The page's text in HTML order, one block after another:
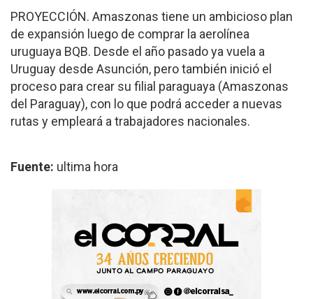
PROYECCIÓN. Amaszonas tiene un ambicioso plan
de expansión luego de comprar la aerolínea
uruguaya BQB. Desde el año pasado ya vuela a
Uruguay desde Asunción, pero también inició el
proceso para crear su filial paraguaya (Amaszonas
del Paraguay), con lo que podrá acceder a nuevas
rutas y empleará a trabajadores nacionales.
Fuente: ultima hora